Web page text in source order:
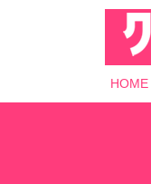
HOME